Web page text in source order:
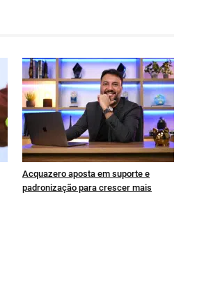
Acquazero aposta em suporte e
padronização para crescer mais